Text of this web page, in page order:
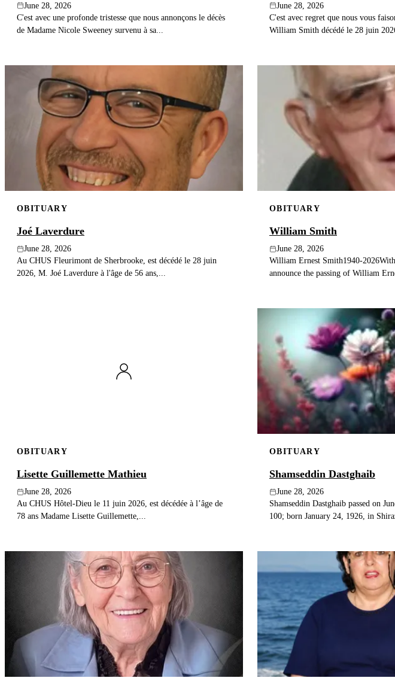
June 28, 2026
C'est avec une profonde tristesse que nous annonçons le décès
de Madame Nicole Sweeney survenu à sa...
June 28, 2026
C'est avec regret que nous vous
William Smith décédé le 28 juin
OBITUARY
Joé Laverdure
June 28, 2026
Au CHUS Fleurimont de Sherbrooke, est décédé le 28 juin
2026, M. Joé Laverdure à l'âge de 56 ans,...
OBITUARY
William Smith
June 28, 2026
William Ernest Smith1940-2026With
announce the passing of William
OBITUARY
Lisette Guillemette Mathieu
June 28, 2026
Au CHUS Hôtel-Dieu le 11 juin 2026, est décédée à l’âge de
78 ans Madame Lisette Guillemette,...
OBITUARY
Shamseddin Dastghaib
June 28, 2026
Shamseddin Dastghaib passed on
100; born January 24, 1926, in